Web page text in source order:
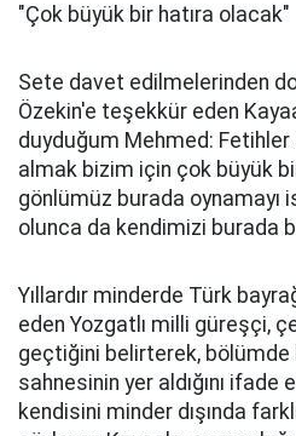
"Çok büyük bir hatıra olacak"
Sete davet edilmelerinden
Özekin'e teşekkür eden
duyduğum Mehmed: Fetihler
almak bizim için çok büyük
gönlümüz burada oynamayı
olunca da kendimizi burada
Yıllardır minderde Türk
eden Yozgatlı milli güreşçi,
geçtiğini belirterek, bölümde
sahnesinin yer aldığını
kendisini minder dışında